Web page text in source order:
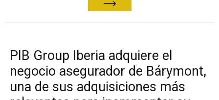
PIB Group Iberia adquiere el
negocio asegurador de Bárymont,
una de sus adquisiciones más